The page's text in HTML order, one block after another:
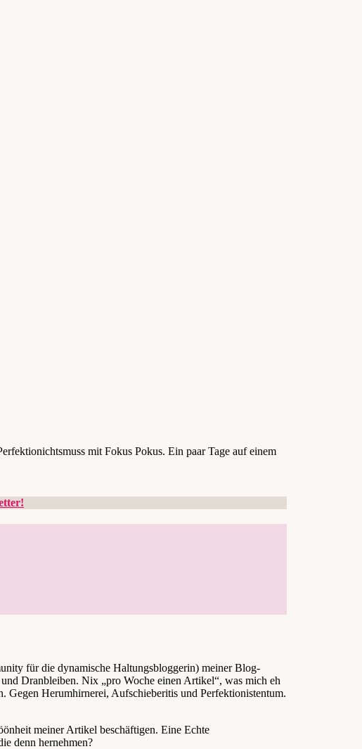
mit Fokus Pokus. Ein paar Tage auf einem
für die dynamische Haltungsbloggerin) meiner Blog-
Dranbleiben. Nix „pro Woche einen Artikel“, was mich eh
Gegen Herumhirnerei, Aufschieberitis und Perfektionistentum.
meiner Artikel beschäftigen. Eine Echte
denn hernehmen?